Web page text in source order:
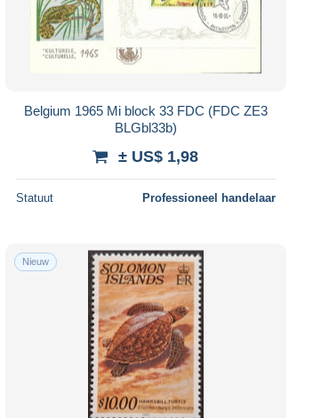
Belgium 1965 Mi block 33 FDC (FDC ZE3
BLGbl33b)
± US$ 1,98
Statuut Professioneel handelaar
Nieuw